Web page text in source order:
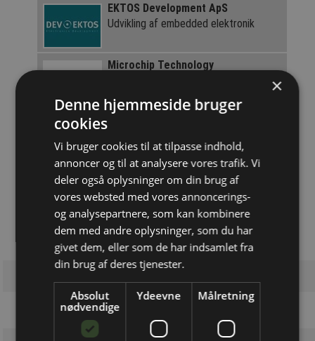
EKTOS Development ApS
Udvikling af embedded elektronik
Microchip Technology
Texim
Focus Suppliers Nordic
×
Denne hjemmeside bruger
cookies
Vi bruger cookies til at tilpasse indhold,
annoncer og til at analysere vores trafik. Vi
deler også oplysninger om din brug af
vores websted med vores annoncerings-
og analysepartnere, som kan kombinere
dem med andre oplysninger, som du har
givet dem, eller som de har indsamlet fra
din brug af deres tjenester.
Absolut
nødvendige
Ydeevne Målretning